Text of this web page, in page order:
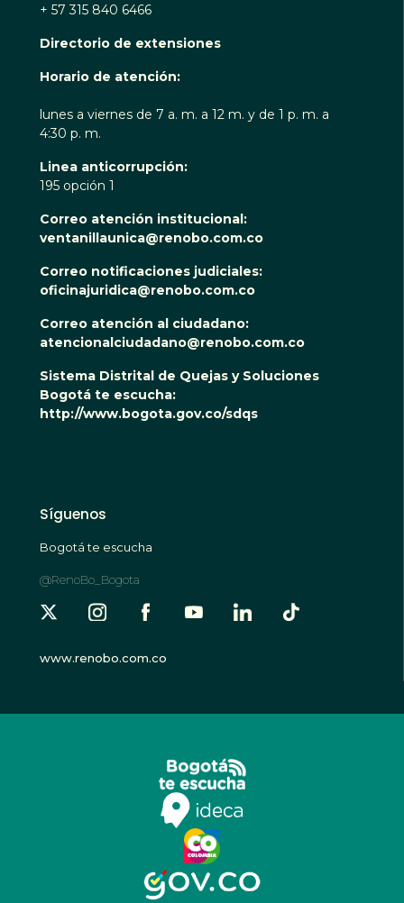
+ 57 315 840 6466
Directorio de extensiones
Horario de atención:
lunes a viernes de 7 a. m. a 12 m. y de 1 p. m. a
4:30 p. m.
Linea anticorrupción:
195 opción 1
Correo atención institucional:
ventanillaunica@renobo.com.co
Correo notificaciones judiciales:
oficinajuridica@renobo.com.co
Correo atención al ciudadano:
atencionalciudadano@renobo.com.co
Sistema Distrital de Quejas y Soluciones
Bogotá te escucha:
http://www.bogota.gov.co/sdqs
Síguenos
Bogotá te escucha
@RenoBo_Bogota
www.renobo.com.co